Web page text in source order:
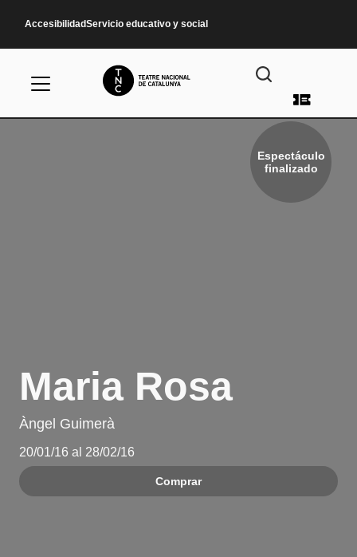
AccesibilidadServicio educativo y social
Menú
Espectáculo
finalizado
Maria Rosa
Àngel Guimerà
20/01/16 al 28/02/16
Comprar